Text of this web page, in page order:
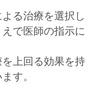
る治療を選択し
で医師の指示に
上回る効果を持
す。